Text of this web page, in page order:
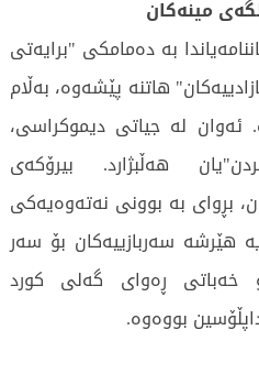
مینەکان
بە دەمامکی "برایەتی
هاتنە پێشەوە، بەڵام
لە جیاتی دیموکراسی،
هەڵبژارد. بیرۆکەی
بڕوای بە بوونی نەتەوەیەکی
هێرشە سەربازییەکان بۆ سەر
خەباتی ڕەوای گەلی کورد
بووەوە.